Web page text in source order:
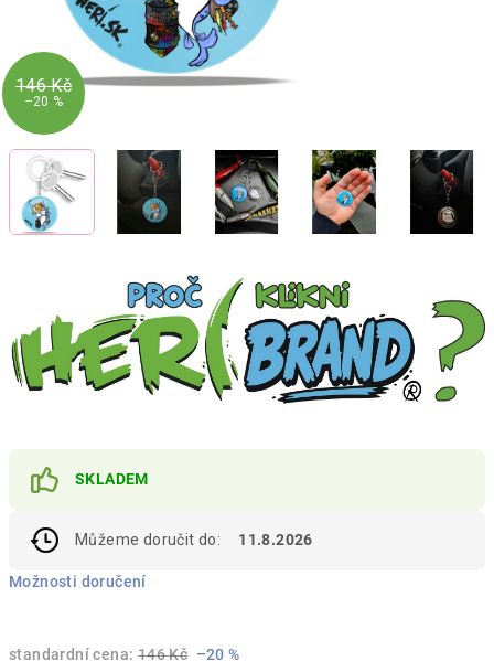
standardní cena: 146 Kč –20 %
SKLADEM
Můžeme doručit do: 11.8.2026
Možnosti doručení
146 Kč
–20 %